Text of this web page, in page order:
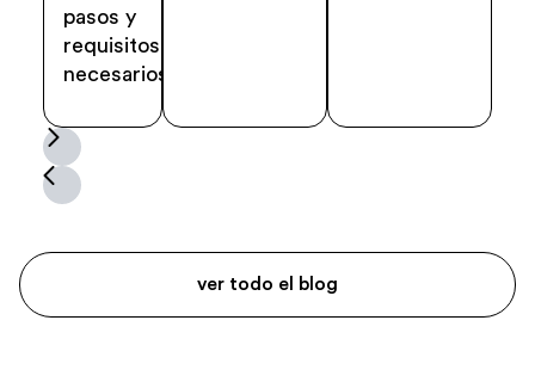
pasos y
requisitos
necesarios.
ver todo el blog